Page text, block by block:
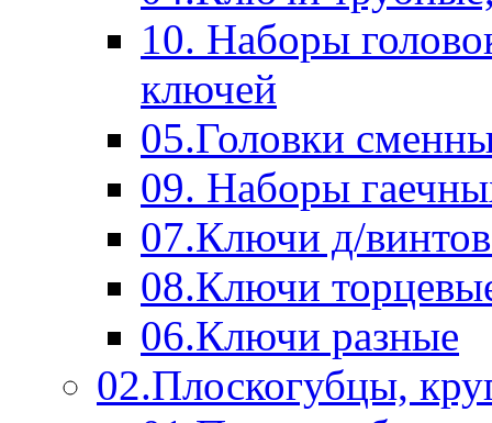
10. Наборы
ключей
05.Головки
09. Наборы
07.Ключи д/
08.Ключи
06.Ключи разные
02.Плоскогубцы,